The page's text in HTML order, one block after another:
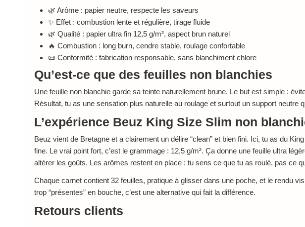
🌿 Arôme : papier neutre, respecte les saveurs
✨ Effet : combustion lente et régulière, tirage fluide
🌿 Qualité : papier ultra fin 12,5 g/m², aspect brun naturel
🔥 Combustion : long burn, cendre stable, roulage confortable
📜 Conformité : fabrication responsable, sans blanchiment chlore
Qu’est-ce que des feuilles non blanchies
Une feuille non blanchie garde sa teinte naturellement brune. Le but est simple :
Résultat, tu as une sensation plus naturelle au roulage et surtout un support
L’expérience Beuz King Size Slim non
Beuz vient de Bretagne et a clairement un délire “clean” et bien fini. Ici, tu as du
fine. Le vrai point fort, c’est le grammage : 12,5 g/m². Ça donne une feuille ultra
altérer les goûts. Les arômes restent en place : tu sens ce que tu as roulé, pas ce
Chaque carnet contient 32 feuilles, pratique à glisser dans une poche, et le rendu
trop “présentes” en bouche, c’est une alternative qui fait la différence.
Retours clients